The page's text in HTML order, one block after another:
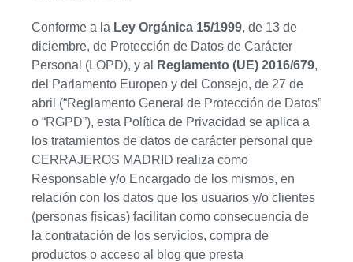
Conforme a la Ley Orgánica 15/1999, de 13 de
diciembre, de Protección de Datos de Carácter
Personal (LOPD), y al
Reglamento (UE) 2016/679,
del Parlamento Europeo y del Consejo, de 27 de
abril (“Reglamento General de Protección de Datos”
o “RGPD”), esta Política de Privacidad se aplica a
los tratamientos de datos de carácter personal que
CERRAJEROS MADRID realiza como
Responsable y/o Encargado de los mismos, en
relación con los datos que los usuarios y/o clientes
(personas físicas) facilitan como consecuencia de
la contratación de los servicios, compra de
productos o acceso al blog que presta